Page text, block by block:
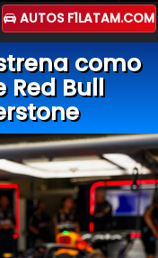
AUTOS F1LATAM.COM
como
Red Bull